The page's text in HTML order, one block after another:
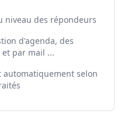
niveau des répondeurs
d'agenda, des
et par mail ...
selon